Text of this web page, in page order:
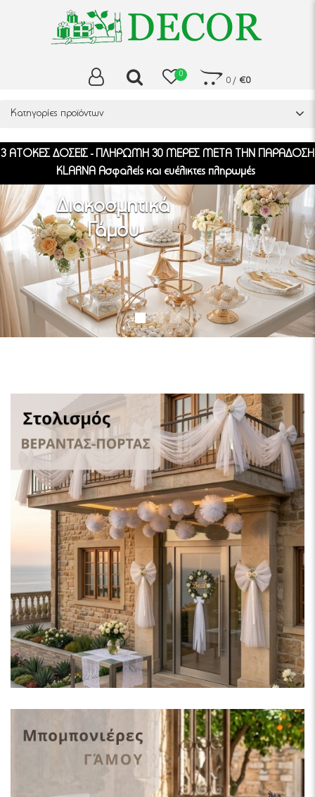
0
0/ €0
Κατηγορίες προϊόντων
3 ΑΤΟΚΕΣ ΔΟΣΕΙΣ - ΠΛΗΡΩΜΗ 30 ΜΕΡΕΣ ΜΕΤΑ ΤΗΝ ΠΑΡΑΔΟΣΗ
KLARNA Ασφαλείς και ευέλικτες πληρωμές
Διακοσμητικά
Γάμου